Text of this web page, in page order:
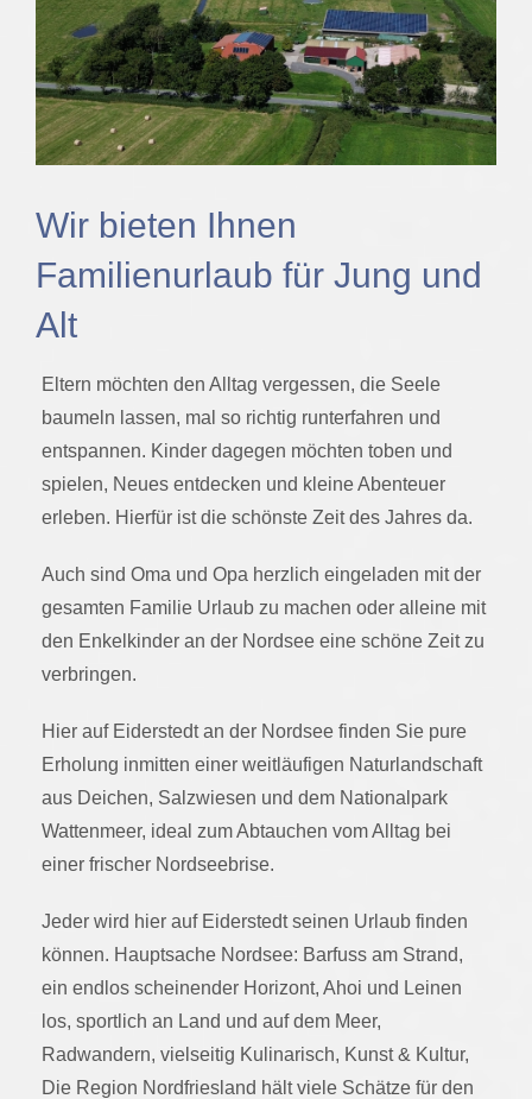
Wir bieten Ihnen
Familienurlaub für Jung und
Alt
Eltern möchten den Alltag vergessen, die Seele
baumeln lassen, mal so richtig runterfahren und
entspannen. Kinder dagegen möchten toben und
spielen, Neues entdecken und kleine Abenteuer
erleben. Hierfür ist die schönste Zeit des Jahres da.
Auch sind Oma und Opa herzlich eingeladen mit der
gesamten Familie Urlaub zu machen oder alleine mit
den Enkelkinder an der Nordsee eine schöne Zeit zu
verbringen.
Hier auf Eiderstedt an der Nordsee finden Sie pure
Erholung inmitten einer weitläufigen Naturlandschaft
aus Deichen, Salzwiesen und dem Nationalpark
Wattenmeer, ideal zumAbtauchen vom Alltag bei
einer frischer Nordseebrise.
Jeder wird hier auf Eiderstedt seinen Urlaub finden
können. Hauptsache Nordsee: Barfuss am Strand,
ein endlos scheinender Horizont, Ahoi und Leinen
los, sportlich an Land und auf dem Meer,
Radwandern, vielseitig Kulinarisch, Kunst & Kultur,
Die Region Nordfriesland hält viele Schätze für den